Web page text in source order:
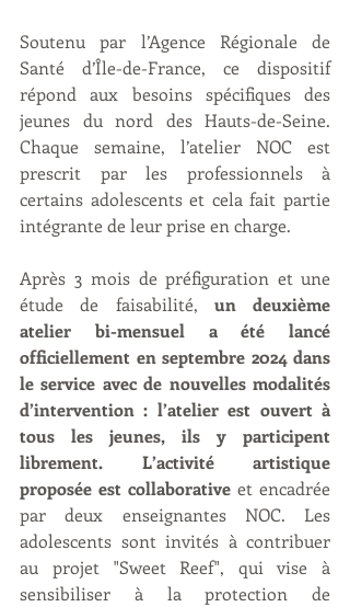
Soutenu par l’Agence Régionale de
Santé d’Île-de-France, ce dispositif
répond aux besoins spécifiques des
jeunes du nord des Hauts-de-Seine.
Chaque semaine, l’atelier NOC est
prescrit par les professionnels à
certains adolescents et cela fait partie
intégrante de leur prise en charge.
Après 3 mois de préfiguration et une
étude de faisabilité, un deuxième
atelier bi-mensuel a été lancé
officiellement en septembre 2024 dans
le service avec de nouvelles modalités
d’intervention : l’atelier est ouvert à
tous les jeunes, ils y participent
librement.
L’activité artistique
proposée est collaborative et encadrée
par deux enseignantes NOC. Les
adolescents sont invités à contribuer
au projet "Sweet Reef", qui vise à
sensibiliser à la protection de